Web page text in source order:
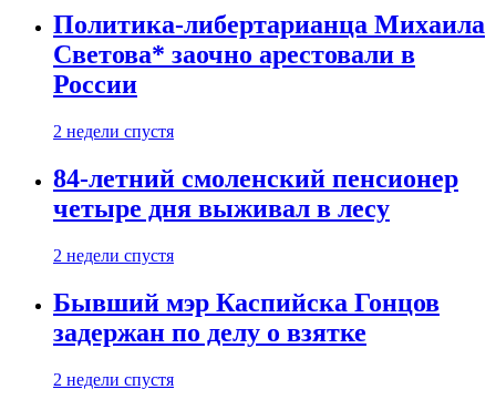
Политика-либертарианца Михаила
Светова* заочно арестовали в
России
2 недели спустя
84-летний смоленский пенсионер
четыре дня выживал в лесу
2 недели спустя
Бывший мэр Каспийска Гонцов
задержан по делу о взятке
2 недели спустя